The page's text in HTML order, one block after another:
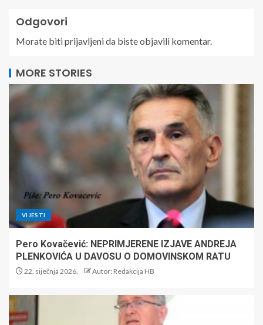
Odgovori
Morate bitiprijavljenida biste objavili komentar.
MORE STORIES
VIJESTI
Pero Kovačević: NEPRIMJERENE IZJAVE ANDREJA
PLENKOVIĆA U DAVOSU O DOMOVINSKOM RATU
22. siječnja 2026. Autor: Redakcija HB